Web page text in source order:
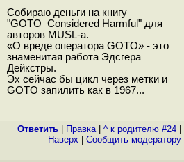
Собираю деньги на книгу
"GOTO Considered Harmful" для
авторов MUSL-а.
«О вреде оператора GOTO» - это
знаменитая работа Эдсгера
Дейкстры.
Эх сейчас бы цикл через метки и
GOTO запилить как в 1967...
Ответить Правка| ^ к родителю #24
Наверх
Cообщить модератору